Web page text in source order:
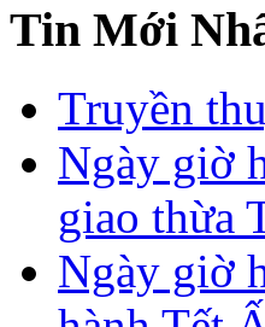
Tin Mới
Truyền
Ngày giờ
giao thừa
Ngày giờ